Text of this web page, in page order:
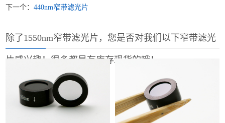
下一个：440nm窄带滤光片
除了1550nm窄带滤光片，您是否对我们以下窄带滤光
片感兴趣！很多都是有库存现货的哦！